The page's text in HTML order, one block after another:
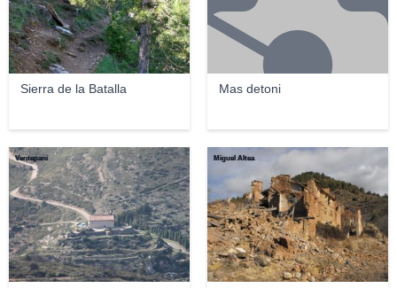
Sierra de la Batalla Mas detoni
Ventepani Miguel Altea